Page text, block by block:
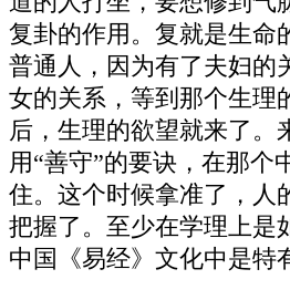
复卦的作用。复就是生命
普通人，因为有了夫妇的
女的关系，等到那个生理
后，生理的欲望就来了。
用“善守”的要诀，在那个
住。这个时候拿准了，人
把握了。至少在学理上是
中国《易经》文化中是特